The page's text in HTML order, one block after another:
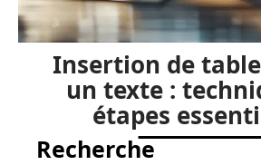
Insertion de
un texte :
étapes
Recherche